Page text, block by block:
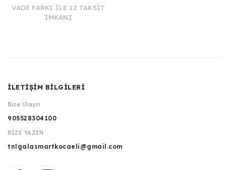
VADE FARKI İLE 12 TAKSİT
İMKANI
İLETİŞİM BİLGİLERİ
Bize Ulaşın
905528304100
BİZE YAZIN
tnlgalasmartkocaeli@gmail.com